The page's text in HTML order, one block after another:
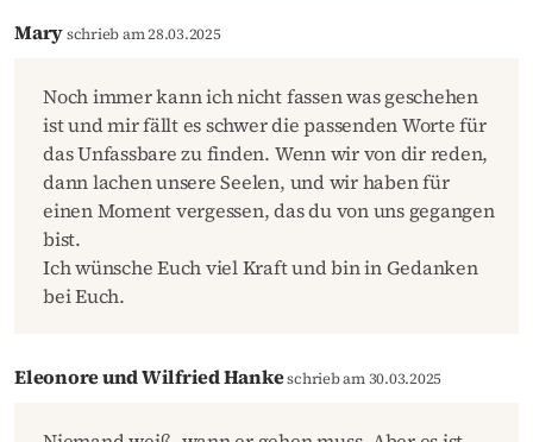
Maryschrieb am 28.03.2025
Noch immer kann ich nicht fassen was geschehen
ist und mir fällt es schwer die passenden Worte für
das Unfassbare zu finden. Wenn wir von dir reden,
dann lachen unsere Seelen, und wir haben für
einen Moment vergessen, das du von uns gegangen
bist.
Ich wünsche Euch viel Kraft und bin in Gedanken
bei Euch.
Eleonore und Wilfried Hankeschrieb am 30.03.2025